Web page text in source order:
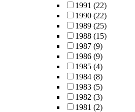
1991 (22)
1990 (22)
1989 (25)
1988 (15)
1987 (9)
1986 (9)
1985 (4)
1984 (8)
1983 (5)
1982 (3)
1981 (2)